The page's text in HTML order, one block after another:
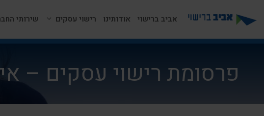
לתוכן
אביב ברישוי אודותינו רישוי עסקים שירותי
פרסומת רישוי עסקים –